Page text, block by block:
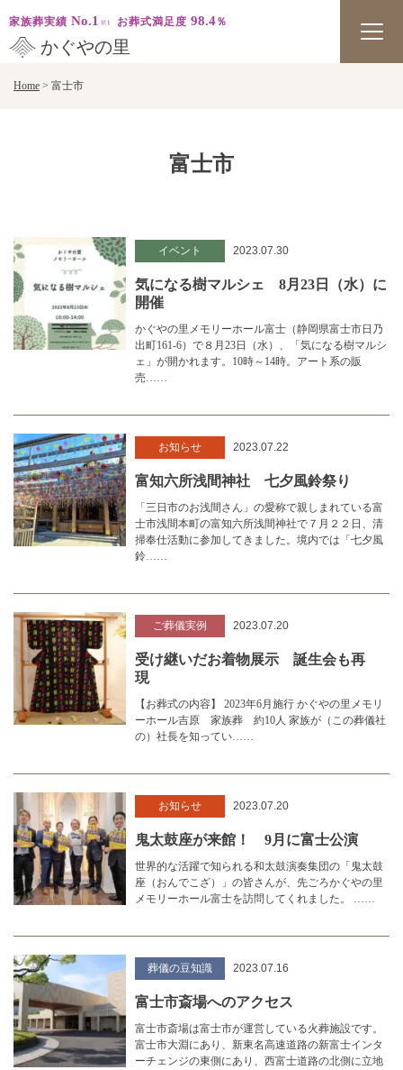
かぐやの里
家族葬実績 No.1 お葬式満足度 98.4％
Home > 富士市
富士市
イベント 2023.07.30
気になる樹マルシェ 8月23日（水）に
開催
かぐやの里メモリーホール富士（静岡県富士市日乃
出町161-6）で８月23日（水）、「気になる樹マルシ
ェ」が開かれます。10時～14時。アート系の販
売……
お知らせ 2023.07.22
富知六所浅間神社 七夕風鈴祭り
「三日市のお浅間さん」の愛称で親しまれている富
士市浅間本町の富知六所浅間神社で７月２２日、清
掃奉仕活動に参加してきました。境内では「七夕風
鈴……
ご葬儀実例 2023.07.20
受け継いだお着物展示 誕生会も再
現
【お葬式の内容】 2023年6月施行 かぐやの里メモリ
ーホール吉原 家族葬 約10人 家族が（この葬儀社
の）社長を知ってい……
お知らせ 2023.07.20
鬼太鼓座が来館！ 9月に富士公演
世界的な活躍で知られる和太鼓演奏集団の「鬼太鼓
座（おんでこざ）」の皆さんが、先ごろかぐやの里
メモリーホール富士を訪問してくれました。 ……
葬儀の豆知識 2023.07.16
富士市斎場へのアクセス
富士市斎場は富士市が運営している火葬施設です。
富士市大淵にあり、新東名高速道路の新富士インタ
ーチェンジの東側にあり、西富士道路の北側に立地